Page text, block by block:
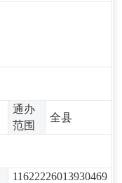
通办
范围
全县
11622226013930469